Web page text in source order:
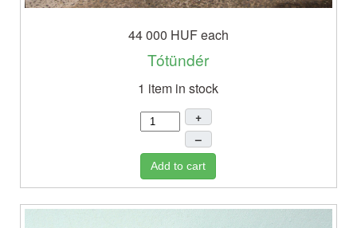
44 000 HUFeach
Tótündér
1 item in stock
+
–
Add to cart